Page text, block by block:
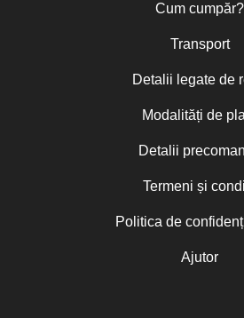
Cum cumpăr?
Transport
Detalii legate de
Modalități de
Detalii
Termeni și
Politica de
Ajutor